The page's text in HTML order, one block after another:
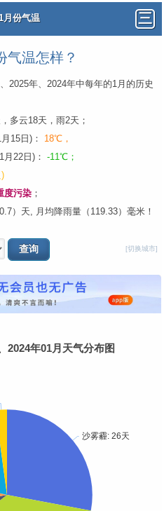
月份气温
气温怎样？
2025年、2024年中每年的1月的历史
多云18天，雨2天；
15日)： 18℃，
月22日)： -11℃；
度污染 ；
）天, 月均降雨量（119.33）毫米！
[切换城市]
2024年01月天气分布图